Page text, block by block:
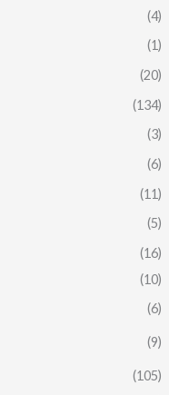
(4)
(1)
(20)
(134)
(3)
(6)
(11)
(5)
(16)
(10)
(6)
(9)
(105)